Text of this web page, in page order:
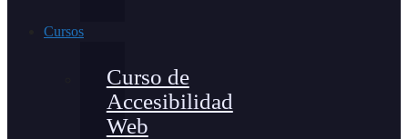
Cursos
Curso de
Accesibilidad
Web